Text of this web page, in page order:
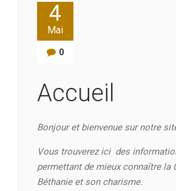
4
Mai
0
Accueil
Bonjour et bienvenue sur notre
Vous trouverez ici des
permettant de mieux connaître la
Béthanie et son charisme.